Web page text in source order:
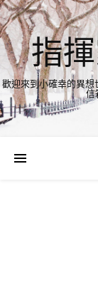
指
歡迎來到小確幸的異
信